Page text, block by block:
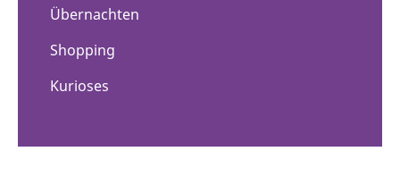
Übernachten
Shopping
Kurioses